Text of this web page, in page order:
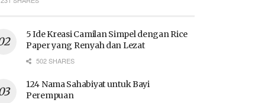
5 Ide Kreasi Camilan Simpel dengan Rice
Paper yang Renyah dan Lezat
502 SHARES
124 Nama Sahabiyat untuk Bayi
Perempuan